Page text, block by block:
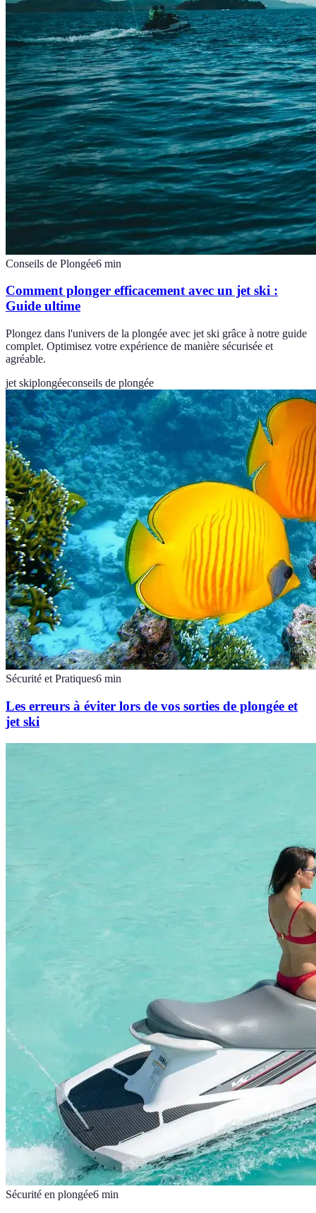
Conseils de Plongée6 min
Comment plonger efficacement avec un jet ski :
Guide ultime
Plongez dans l'univers de la plongée avec jet ski grâce à notre guide
complet. Optimisez votre expérience de manière sécurisée et
agréable.
jet skiplongéeconseils de plongée
Sécurité et Pratiques6 min
Les erreurs à éviter lors de vos sorties de plongée et
jet ski
Sécurité en plongée6 min